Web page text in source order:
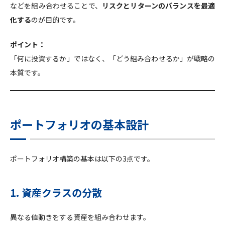
などを組み合わせることで、 リスクとリターンのバランスを最適
化するのが目的です。
ポイント：
「何に投資するか」ではなく、「どう組み合わせるか」が戦略の
本質です。
ポートフォリオの基本設計
ポートフォリオ構築の基本は以下の3点です。
1. 資産クラスの分散
異なる値動きをする資産を組み合わせます。